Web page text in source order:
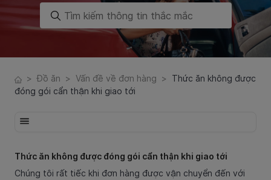
> Đồ ăn > Vấn đề về đơn hàng >
Thức ăn không được
đóng gói cẩn thận khi giao tới
Thức ăn không được đóng gói cẩn thận khi giao tới
Chúng tôi rất tiếc khi đơn hàng được vận chuyển đến với